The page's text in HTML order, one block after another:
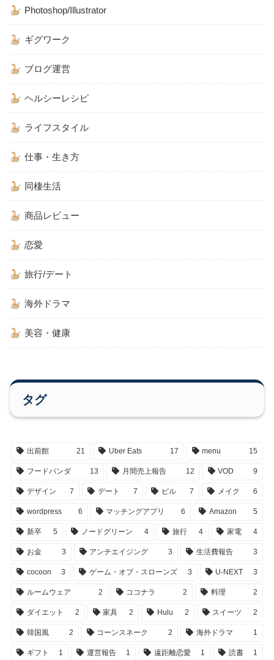
Photoshop/Illustrator
ギグワーク
ブログ運営
ヘルシーレシピ
ライフスタイル
仕事・生き方
同棲生活
商品レビュー
恋愛
旅行/デート
海外ドラマ
美容・健康
タグ
出前館 21 Uber Eats 17 menu 15
フードパンダ 13 月間売上報告 12 VOD 9
デザイン 7 デート 7 ピル 7 メイク 6
wordpress 6 マッチングアプリ 6 Amazon 5
新卒 5 ノードグリーン 4 旅行 4 家電 4
お金 3 アンチエイジング 3 生活費報告 3
cocoon 3 ゲーム・オブ・スローンズ 3 U-NEXT 3
ルームウェア 2 ココナラ 2 料理 2
ダイエット 2 家具 2 Hulu 2 スイーツ 2
韓国風 2 コーンスネーク 2 海外ドラマ 1
ギフト 1 運営報告 1 遠距離恋愛 1 読書 1